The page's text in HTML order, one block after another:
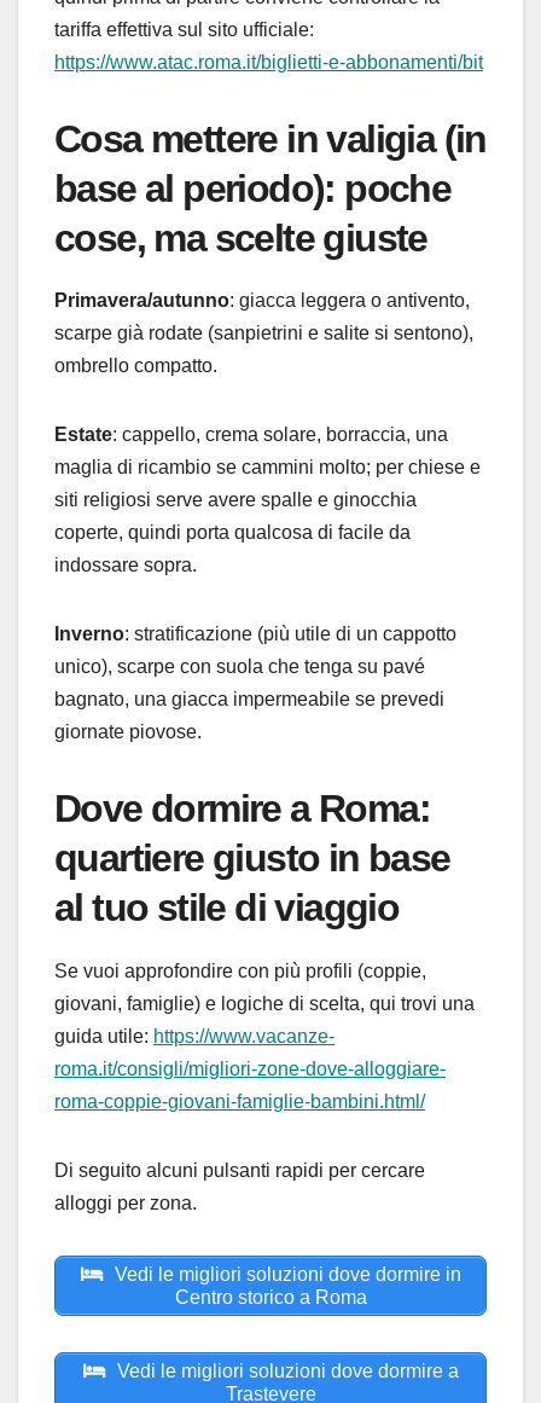
tariffa effettiva sul sito ufficiale:
https://www.atac.roma.it/biglietti-e-abbonamenti/bit
Cosa mettere in valigia (in
base al periodo): poche
cose, ma scelte giuste
Primavera/autunno: giacca leggera o antivento,
scarpe già rodate (sanpietrini e salite si sentono),
ombrello compatto.
Estate: cappello, crema solare, borraccia, una
maglia di ricambio se cammini molto; per chiese e
siti religiosi serve avere spalle e ginocchia
coperte, quindi porta qualcosa di facile da
indossare sopra.
Inverno: stratificazione (più utile di un cappotto
unico), scarpe con suola che tenga su pavé
bagnato, una giacca impermeabile se prevedi
giornate piovose.
Dove dormire a Roma:
quartiere giusto in base
al tuo stile di viaggio
Se vuoi approfondire con più profili (coppie,
giovani, famiglie) e logiche di scelta, qui trovi una
guida utile: https://www.vacanze-
roma.it/consigli/migliori-zone-dove-alloggiare-
roma-coppie-giovani-famiglie-bambini.html/
Di seguito alcuni pulsanti rapidi per cercare
alloggi per zona.
Vedi le migliori soluzioni dove dormire in
Centro storico a Roma
Vedi le migliori soluzioni dove dormire a
Trastevere